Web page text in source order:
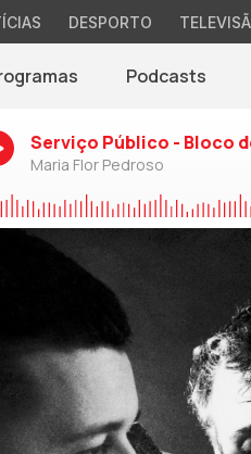
DESPORTO
Podcasts
Serviço Público - Bloco
Maria Flor Pedroso